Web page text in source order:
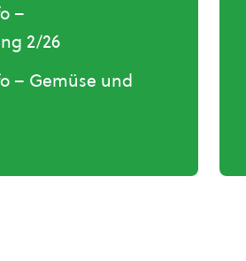
–
2/26
– Gemüse und